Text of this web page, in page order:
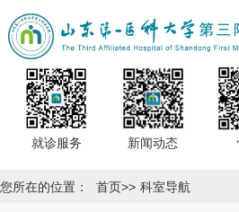
就诊服务 新闻动态
您所在的位置： 首页>> 科室导航